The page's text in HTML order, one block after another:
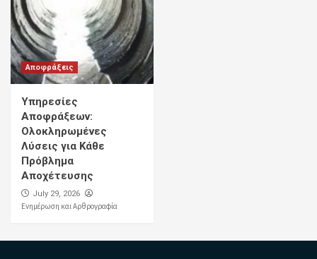
Αποφράξεις
Υπηρεσίες
Αποφράξεων:
Ολοκληρωμένες
Λύσεις για Κάθε
Πρόβλημα
Αποχέτευσης
July 29, 2026
Ενημέρωση και Αρθρογραφία